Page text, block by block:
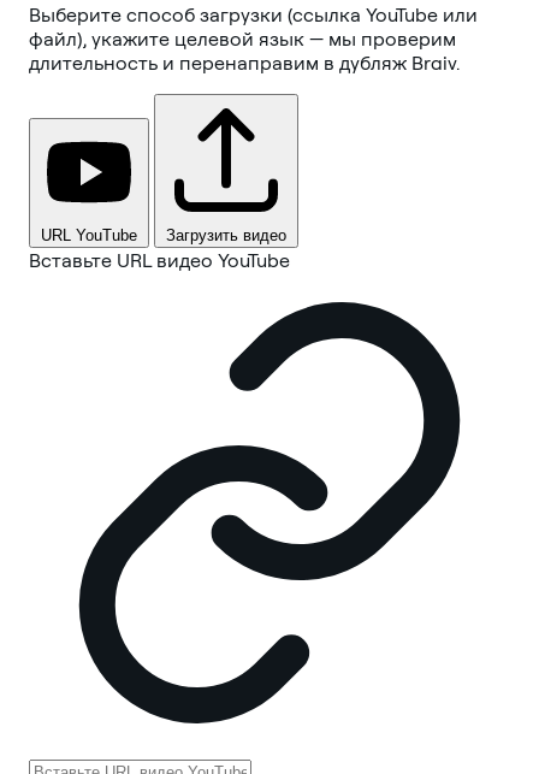
Выберите способ загрузки (ссылка YouTube или
файл), укажите целевой язык — мы проверим
длительность и перенаправим в дубляж Braiv.
URL YouTube Загрузить видео
Вставьте URL видео YouTube